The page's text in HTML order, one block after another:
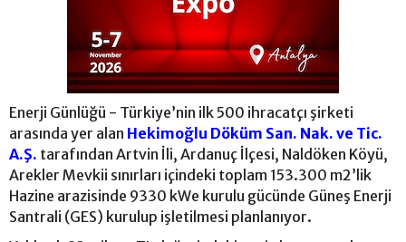
Enerji Günlüğü - Türkiye’nin ilk 500 ihracatçı şirketi
arasında yer alan Hekimoğlu Döküm San. Nak. ve Tic.
A.Ş. tarafından Artvin İli, Ardanuç İlçesi, Naldöken Köyü,
Arekler Mevkii sınırları içindeki toplam 153.300 m2’lik
Hazine arazisinde 9330 kWe kurulu gücünde Güneş Enerji
Santrali (GES) kurulup işletilmesi planlanıyor.